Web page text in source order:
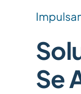
Se